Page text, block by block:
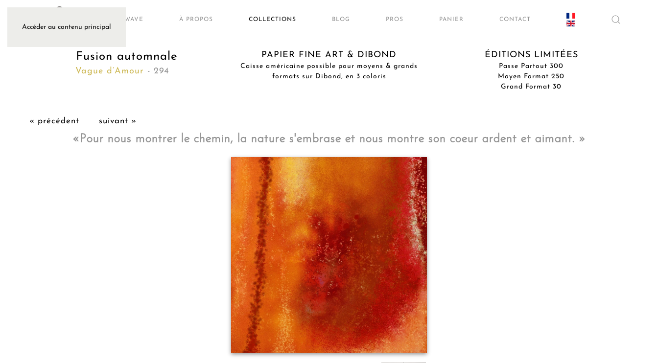
Accéder au contenu principal
ARTWAVE À PROPOS COLLECTIONS BLOG PROS PANIER CONTACT
Fusion automnale
Vague d’Amour - 294
PAPIER FINE ART & DIBOND
Caisse américaine possible pour moyens & grands
formats sur Dibond, en 3 coloris
ÉDITIONS LIMITÉES
Passe Partout 300
Moyen Format 250
Grand Format 30
« précédent suivant »
« Pour nous montrer le chemin, la nature s'embrase et nous montre son coeur ardent et aimant. »